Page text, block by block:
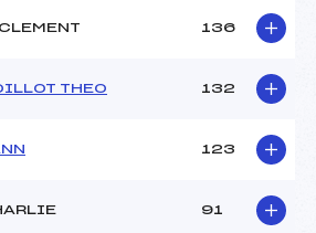
136
THEO 132
123
91